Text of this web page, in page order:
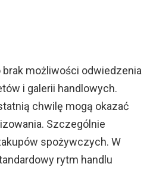
możliwości odwiedzenia
i galerii handlowych.
chwilę mogą okazać
Szczególnie
spożywczych. W
rytm handlu